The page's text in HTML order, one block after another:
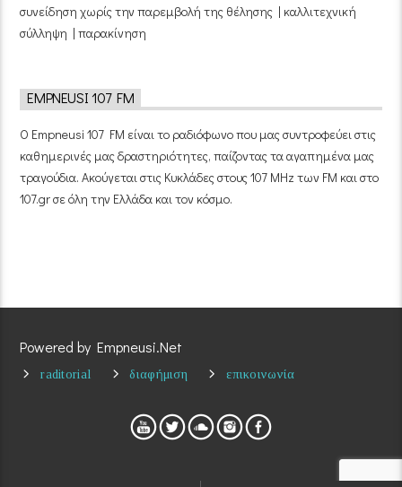
συνείδηση χωρίς την παρεμβολή της θέλησης | καλλιτεχνική
σύλληψη | παρακίνηση
EMPNEUSI 107 FM
Ο Empneusi 107 FM είναι το ραδιόφωνο που μας συντροφεύει στις
καθημερινές μας δραστηριότητες, παίζοντας τα αγαπημένα μας
τραγούδια. Ακούγεται στις Κυκλάδες στους 107 MHz των FM και στο
107.gr σε όλη την Ελλάδα και τον κόσμο.
Powered by Empneusi.Net
raditorial διαφήμιση επικοινωνία